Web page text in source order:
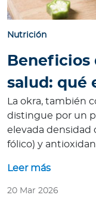
Nutrición
Beneficios
salud: qué
La okra, también
distingue por un
elevada densidad
fólico) y
Leer más
20 Mar 2026